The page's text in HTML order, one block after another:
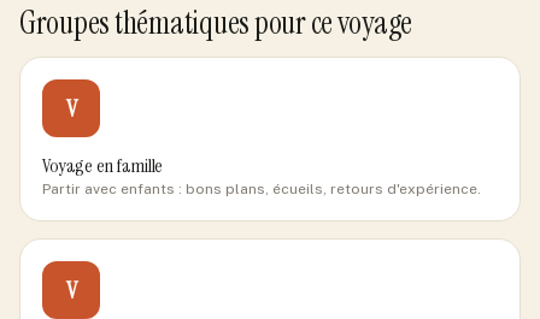
Groupes thématiques pour ce voyage
V
Voyage en famille
Partir avec enfants : bons plans, écueils, retours d'expérience.
V